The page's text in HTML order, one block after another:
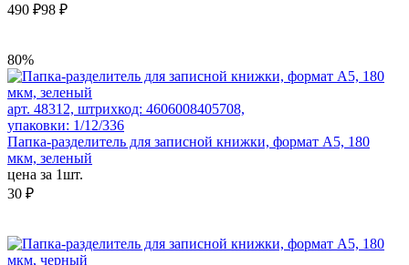
490 ₽98 ₽
80%
арт. 48312, штрихкод: 4606008405708,
упаковки: 1/12/336
Папка-разделитель для записной книжки, формат А5, 180
мкм, зеленый
цена за 1шт.
30 ₽